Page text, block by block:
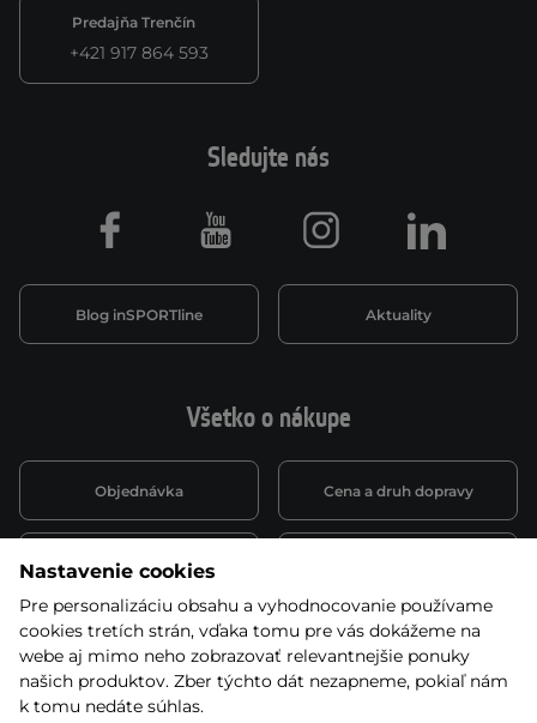
Predajňa Trenčín
+421 917 864 593
Všetko o nákupe
Objednávka Cena a druh dopravy
Spôsob platby
Montáž a servis Reklamácie a záruka
Kariéra
Sledujte nás
Blog inSPORTline Aktuality
Facebook Youtube Instagram LinkedIn
Nastavenie cookies
Pre personalizáciu obsahu a vyhodnocovanie používame
cookies tretích strán, vďaka tomu pre vás dokážeme na
webe aj mimo neho zobrazovať relevantnejšie ponuky
našich produktov. Zber týchto dát nezapneme, pokiaľ nám
k tomu nedáte súhlas.